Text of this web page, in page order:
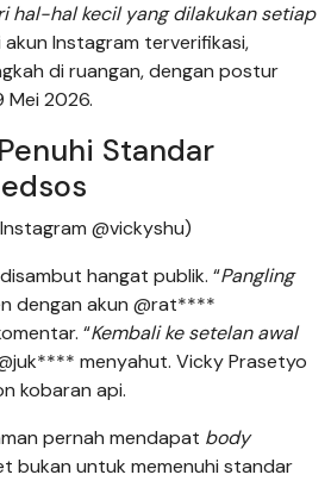
hal-hal kecil yang dilakukan setiap
akun Instagram terverifikasi,
di ruangan, dengan postur
Mei 2026.
Standar
@vickyshu)
hangat publik. “Pangling
dengan akun @rat****
“Kembali ke setelan awal
menyahut. Vicky Prasetyo
kobaran api.
pernah mendapat body
bukan untuk memenuhi standar